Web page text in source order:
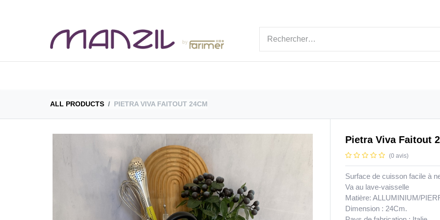
ALL PRODUCTS PIETRA VIVA FAITOUT 24CM
Pietra Viva Faitout
(0 avis)
Surface de cuisson facile à
Va au lave-vaisselle
Matière: ALLUMINIUM/
Dimension : 24Cm.